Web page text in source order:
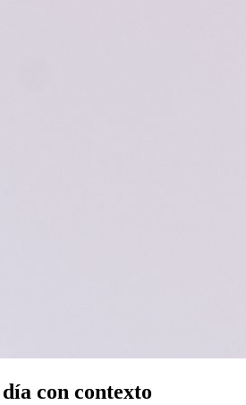
con contexto